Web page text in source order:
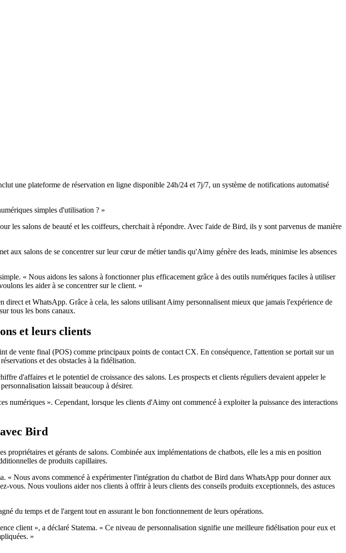
une plateforme de réservation en ligne disponible 24h/24 et 7j/7, un système de notifications automatisé
simples d'utilisation ? »
les salons de beauté et les coiffeurs, cherchait à répondre. Avec l'aide de Bird, ils y sont parvenus de manière
aux salons de se concentrer sur leur cœur de métier tandis qu'Aimy génère des leads, minimise les absences
« Nous aidons les salons à fonctionner plus efficacement grâce à des outils numériques faciles à utiliser
les aider à se concentrer sur le client. »
et WhatsApp. Grâce à cela, les salons utilisant Aimy personnalisent mieux que jamais l'expérience de
tous les bons canaux.
et leurs clients
vente final (POS) comme principaux points de contact CX. En conséquence, l'attention se portait sur un
et des obstacles à la fidélisation.
d'affaires et le potentiel de croissance des salons. Les prospects et clients réguliers devaient appeler le
laissait beaucoup à désirer.
numériques ». Cependant, lorsque les clients d'Aimy ont commencé à exploiter la puissance des interactions
Bird
et gérants de salons. Combinée aux implémentations de chatbots, elle les a mis en position
de produits capillaires.
« Nous avons commencé à expérimenter l'intégration du chatbot de Bird dans WhatsApp pour donner aux
vous. Nous voulions aider nos clients à offrir à leurs clients des conseils produits exceptionnels, des astuces
du temps et de l'argent tout en assurant le bon fonctionnement de leurs opérations.
client », a déclaré Statema. « Ce niveau de personnalisation signifie une meilleure fidélisation pour eux et
»